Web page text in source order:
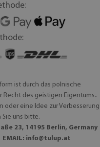
ist durch das polnische
des geistigen Eigentums..
oder eine Idee zur Verbesserung
uns bitte.
23, 14195 Berlin, Germany
EMAIL: info@tulup.at